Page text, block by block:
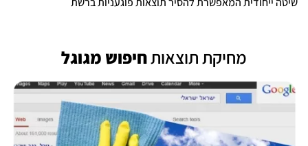
מחיקת תוצאותחיפוש מגוגל